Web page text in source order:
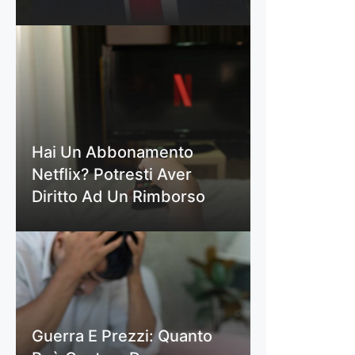
Hai Un Abbonamento
Netflix? Potresti Aver
Diritto Ad Un Rimborso
Guerra E Prezzi: Quanto